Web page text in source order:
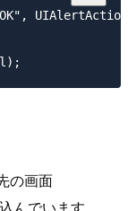
の画面